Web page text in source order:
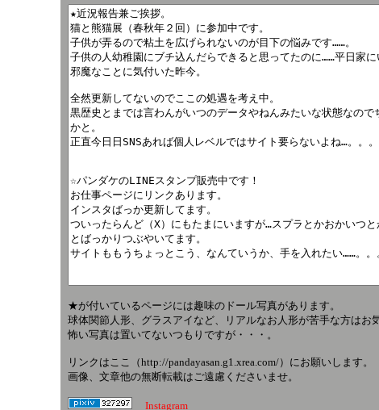
★が付いているページには趣味のドール写真があります。
球体関節人形、グラスアイなど、リアルなお人形が苦手な方はお
怖い写真は置いてないつもりですが・・・。
リンクはここ（http://pandayasan.g1.xrea.com/）にお願いします。
画像、文章他の無断転載はご遠慮くださいませ。
Instagram